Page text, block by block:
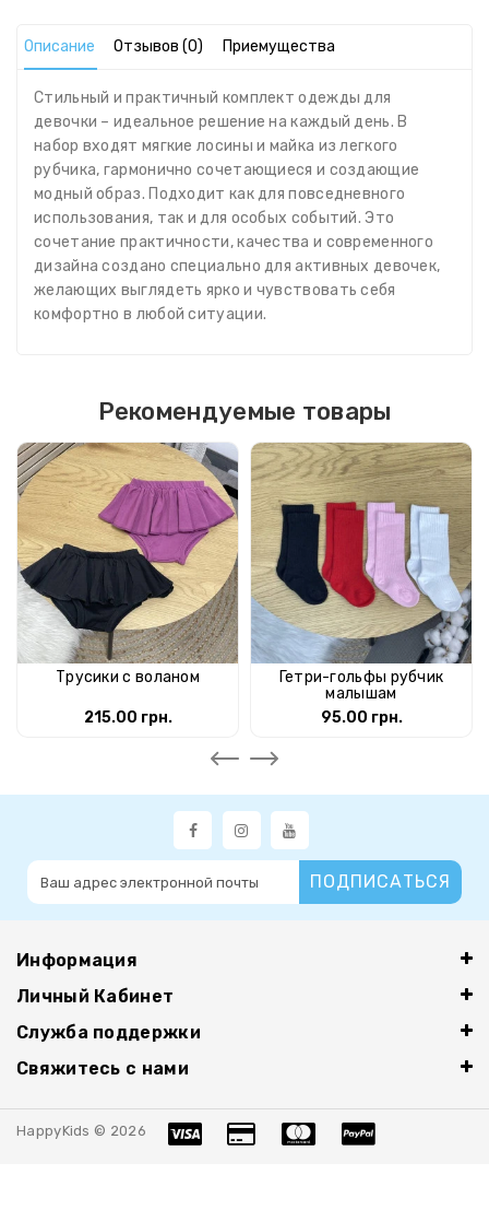
Описание Отзывов (0) Приемущества
Стильный и практичный комплект одежды для
девочки – идеальное решение на каждый день. В
набор входят мягкие лосины и майка из легкого
рубчика, гармонично сочетающиеся и создающие
модный образ. Подходит как для повседневного
использования, так и для особых событий. Это
сочетание практичности, качества и современного
дизайна создано специально для активных девочек,
желающих выглядеть ярко и чувствовать себя
комфортно в любой ситуации.
Рекомендуемые товары
Трусики с воланом
215.00 грн.
Гетри-гольфы рубчик
малышам
95.00 грн.
ПОДПИСАТЬСЯ
Информация
Личный Кабинет
Служба поддержки
Свяжитесь с нами
HappyKids © 2026